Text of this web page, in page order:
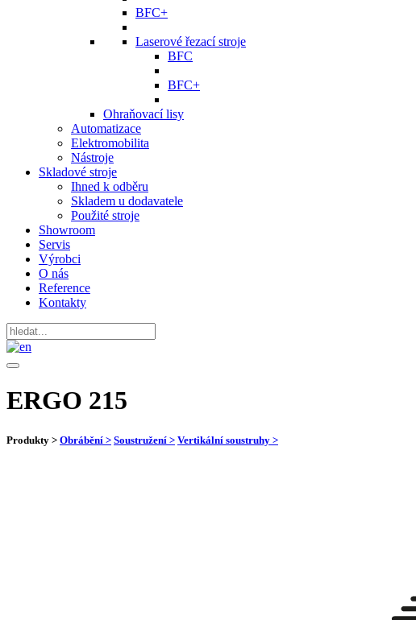
BFC+
Laserové řezací stroje
BFC
BFC+
Ohraňovací lisy
Automatizace
Elektromobilita
Nástroje
Skladové stroje
Ihned k odběru
Skladem u dodavatele
Použité stroje
Showroom
Servis
Výrobci
O nás
Reference
Kontakty
ERGO 215
Produkty > Obrábění > Soustružení > Vertikální soustruhy >